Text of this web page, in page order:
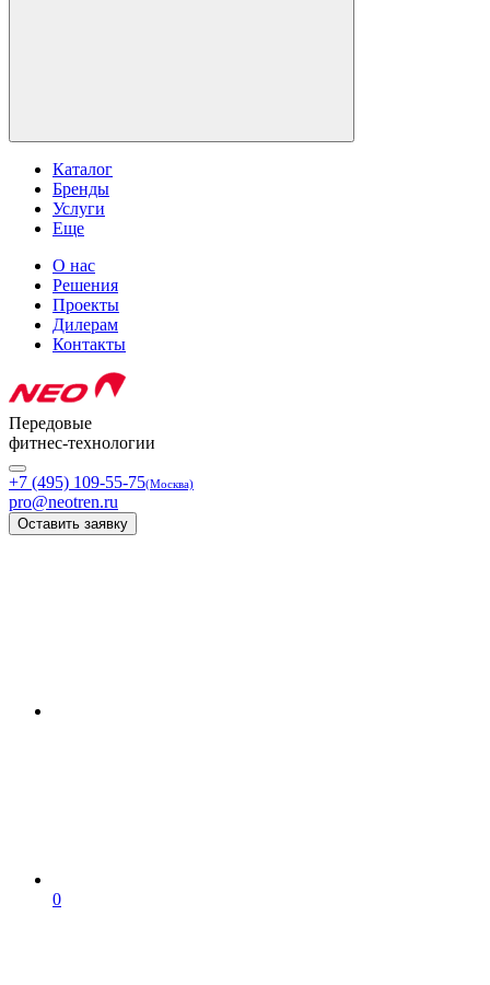
Каталог
Бренды
Услуги
Еще
О нас
Решения
Проекты
Дилерам
Контакты
Передовые
фитнес-технологии
+7 (495) 109-55-75(Москва)
pro@neotren.ru
Оставить заявку
0